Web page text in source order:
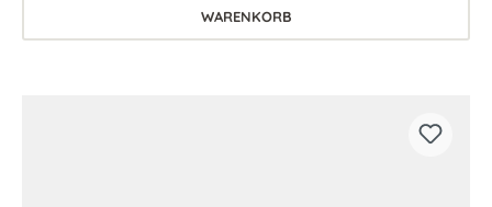
WARENKORB